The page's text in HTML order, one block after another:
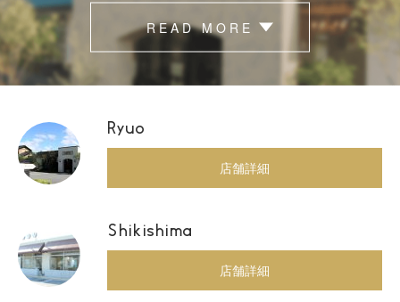
READ MORE
Ryuo
店舗詳細
Shikishima
店舗詳細